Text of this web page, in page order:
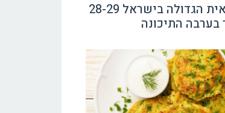
החקלאית הגדולה בישראל 28-29
בערבה התיכונה